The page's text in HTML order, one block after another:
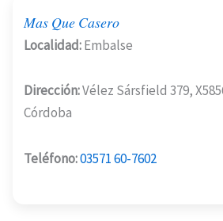
Mas Que Casero
Localidad:Embalse
Dirección:Vélez Sársfield 379,
Córdoba
Teléfono:03571 60-7602